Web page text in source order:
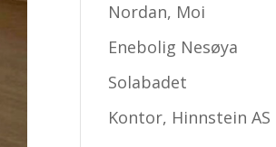
Nordan, Moi
Enebolig Nesøya
Solabadet
Kontor, Hinnstein AS